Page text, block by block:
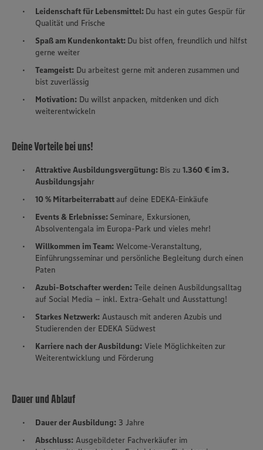
Leidenschaft für Lebensmittel: Du hast ein gutes Gespür für
Qualität und Frische
Spaß am Kundenkontakt: Du bist offen, freundlich und hilfst
gerne weiter
Teamgeist: Du arbeitest gerne mit anderen zusammen und
bist zuverlässig
Motivation: Du willst anpacken, mitdenken und dich
weiterentwickeln
Deine Vorteile bei uns!
Attraktive Ausbildungsvergütung: Bis zu 1.360 € im 3.
Ausbildungsjahr
10 % Mitarbeiterrabattauf deine EDEKA-Einkäufe
Events & Erlebnisse: Seminare, Exkursionen,
Absolventengala im Europa-Park und vieles mehr!
Willkommen im Team: Welcome-Veranstaltung,
Einführungsseminar und persönliche Begleitung durch einen
Paten
Azubi-Botschafter werden: Teile deinen Ausbildungsalltag
auf Social Media – inkl. Extra-Gehalt und Ausstattung!
Starkes Netzwerk: Austausch mit anderen Azubis und
Studierenden der EDEKA Südwest
Karriere nach der Ausbildung: Viele Möglichkeiten zur
Weiterentwicklung und Förderung
Dauer und Ablauf
Dauer der Ausbildung: 3 Jahre
Abschluss: Ausgebildeter Fachverkäufer im